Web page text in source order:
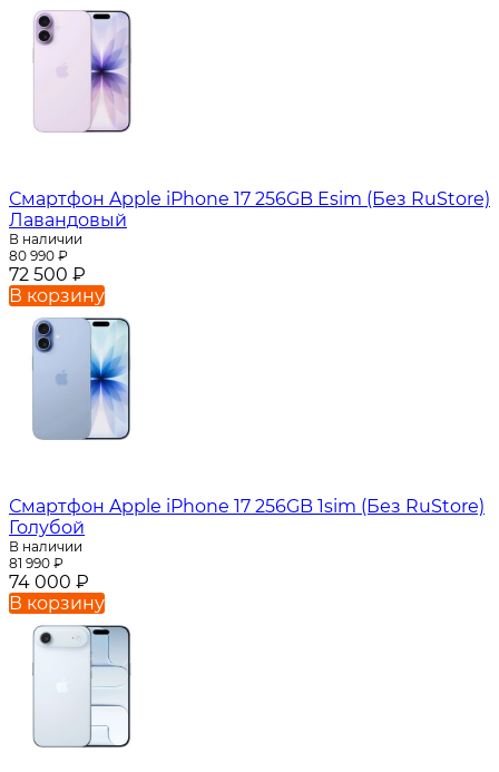
Смартфон Apple iPhone 17 256GB Esim (Без RuStore)
Лавандовый
В наличии
80 990 ₽
72 500 ₽
В корзину
Смартфон Apple iPhone 17 256GB 1sim (Без RuStore)
Голубой
В наличии
81 990 ₽
74 000 ₽
В корзину